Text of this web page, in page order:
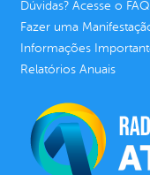
Dúvidas? Acesse o FAQ
Fazer uma
Informações
Relatórios Anuais